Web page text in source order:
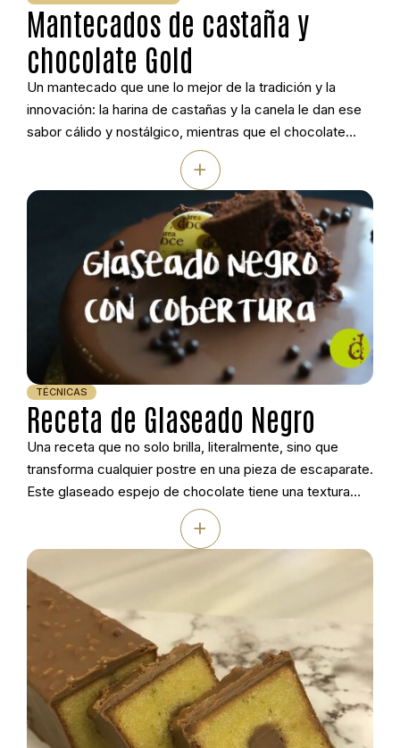
Mantecados de castaña y
chocolate Gold
Un mantecado que une lo mejor de la tradición y la
innovación: la harina de castañas y la canela le dan ese
sabor cálido y nostálgico, mientras que el chocolate
Gold aporta un toque moderno y elegante. Con su
textura fundente y su acabado brillante, es el dulce
perfecto para sorprender en las fiestas, acompañar […]
+
Receta de Glaseado Negro
TÉCNICAS
Una receta que no solo brilla, literalmente, sino que
transforma cualquier postre en una pieza de escaparate.
Este glaseado espejo de chocolate tiene una textura
sedosa y un acabado impecable. Sigue el paso a paso y
consigue ese brillo profesional que enamora a primera
vista.
+